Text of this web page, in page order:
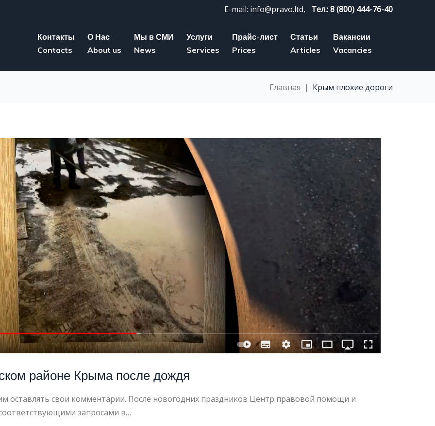
E-mail: info@pravo.ltd, Тел.: 8 (800) 444-76-40
Контакты
Contacts
О Нас
About us
Мы в СМИ
News
Услуги
Services
Прайс-лист
Prices
Статьи
Articles
Вакансии
Vacancies
Главная | Крым плохие дороги
районе Крыма после дождя
оставлять свои комментарии. После новогодних праздников Центр правовой помощи и
запросами в…